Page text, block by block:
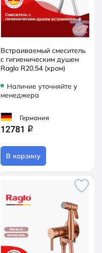
Встраиваемый смеситель
с гигиеническим душем
Raglo R20.54 (хром)
Наличие уточняйте у
менеджера
Германия
12781 q
В корзину